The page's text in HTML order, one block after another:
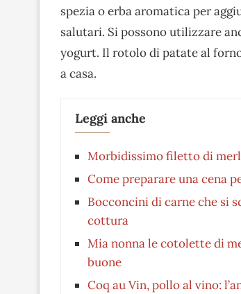
spezia o erba aromatica per
salutari. Si possono utilizzare
yogurt. Il rotolo di patate al
a casa.
Leggi anche
Morbidissimo filetto di
Come preparare una cena
Bocconcini di carne che si
cottura
Mia nonna le cotolette di
buone
Coq au Vin, pollo al vino: